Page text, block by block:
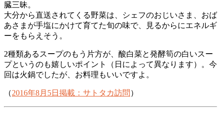
臓三昧。
大分から直送されてくる野菜は、シェフのおじいさま、おば
あさまが手塩にかけて育てた旬の味で、見るからにエネルギ
ーをもらえそう。
2種類あるスープのもう片方が、酸白菜と発酵筍の白いスー
プというのも嬉しいポイント（日によって異なります）。今
回は火鍋でしたが、お料理もいいですよ。
（2016年8月5日掲載：サトタカ訪問 ）